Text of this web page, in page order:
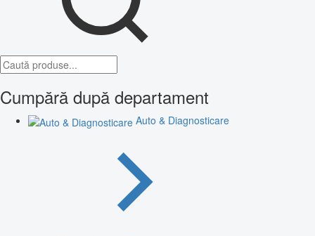
Cumpără după departament
Auto & Diagnosticare